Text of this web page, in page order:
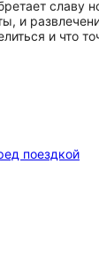
славу
и
и что
поездкой